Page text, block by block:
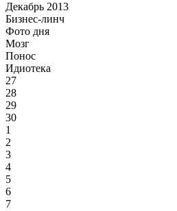
Декабрь 2013
Бизнес-линч
Фото дня
Мозг
Понос
Идиотека
27
28
29
30
1
2
3
4
5
6
7